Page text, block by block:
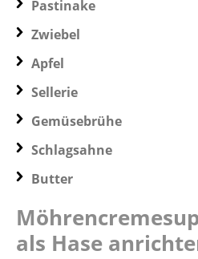
Pastinake
Zwiebel
Apfel
Sellerie
Gemüsebrühe
Schlagsahne
Butter
als Hase